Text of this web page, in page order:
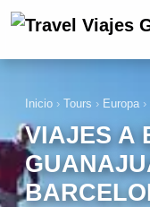
Inicio › Tours › Europa ›
VIAJES A